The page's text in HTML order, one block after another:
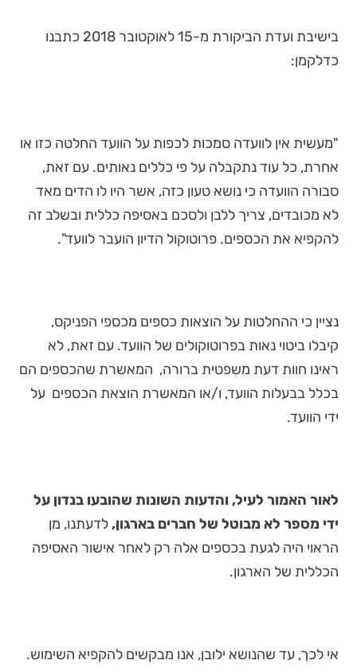
בישיבת ועדת הביקורת מ-15 לאוקטובר 2018 כתבנו
כדלקמן:
"מעשית אין לוועדה סמכות לכפות על הוועד החלטה כזו או
אחרת, כל עוד נתקבלה על פי כללים נאותים. עם זאת,
סבורה הוועדה כי נושא טעון כזה, אשר היו לו הדים מאד
לא מכובדים, צריך ללבן ולסכם באסיפה כללית ובשלב זה
להקפיא את הכספים. פרוטוקול הדיון הועבר לוועד".
נציין כי ההחלטות על הוצאות כספים מכספי הפניקס,
קיבלו ביטוי נאות בפרוטוקולים של הוועד. עם זאת, לא
ראינו חוות דעת משפטית ברורה, המאשרת שהכספים הם
בכלל בבעלות הוועד, ו/או המאשרת הוצאת הכספים על
ידי הוועד.
לאור האמור לעיל, והדעות השונות שהובעו בנדון על
ידי מספר לא מבוטל של חברים בארגון,לדעתנו, מן
הראוי היה לגעת בכספים אלה רק לאחר אישור האסיפה
הכללית של הארגון.
אי לכך, עד שהנושא ילובן, אנו מבקשים להקפיא השימוש.